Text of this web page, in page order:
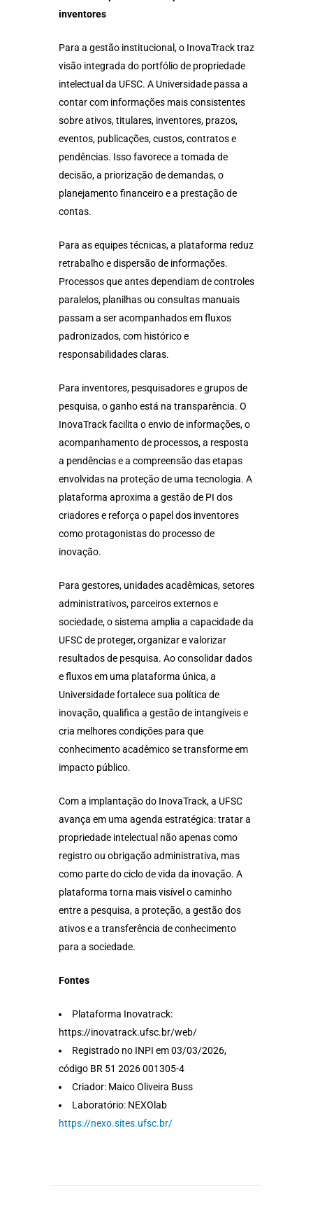
inventores
Para a gestão institucional, o InovaTrack traz
visão integrada do portfólio de propriedade
intelectual da UFSC. A Universidade passa a
contar com informações mais consistentes
sobre ativos, titulares, inventores, prazos,
eventos, publicações, custos, contratos e
pendências. Isso favorece a tomada de
decisão, a priorização de demandas, o
planejamento financeiro e a prestação de
contas.
Para as equipes técnicas, a plataforma reduz
retrabalho e dispersão de informações.
Processos que antes dependiam de controles
paralelos, planilhas ou consultas manuais
passam a ser acompanhados em fluxos
padronizados, com histórico e
responsabilidades claras.
Para inventores, pesquisadores e grupos de
pesquisa, o ganho está na transparência. O
InovaTrack facilita o envio de informações, o
acompanhamento de processos, a resposta
a pendências e a compreensão das etapas
envolvidas na proteção de uma tecnologia. A
plataforma aproxima a gestão de PI dos
criadores e reforça o papel dos inventores
como protagonistas do processo de
inovação.
Para gestores, unidades acadêmicas, setores
administrativos, parceiros externos e
sociedade, o sistema amplia a capacidade da
UFSC de proteger, organizar e valorizar
resultados de pesquisa. Ao consolidar dados
e fluxos em uma plataforma única, a
Universidade fortalece sua política de
inovação, qualifica a gestão de intangíveis e
cria melhores condições para que
conhecimento acadêmico se transforme em
impacto público.
Com a implantação do InovaTrack, a UFSC
avança em uma agenda estratégica: tratar a
propriedade intelectual não apenas como
registro ou obrigação administrativa, mas
como parte do ciclo de vida da inovação. A
plataforma torna mais visível o caminho
entre a pesquisa, a proteção, a gestão dos
ativos e a transferência de conhecimento
para a sociedade.
Fontes
Plataforma Inovatrack:
https://inovatrack.ufsc.br/web/
Registrado no INPI em 03/03/2026,
código BR 51 2026 001305-4
Criador: Maico Oliveira Buss
Laboratório: NEXOlab
https://nexo.sites.ufsc.br/